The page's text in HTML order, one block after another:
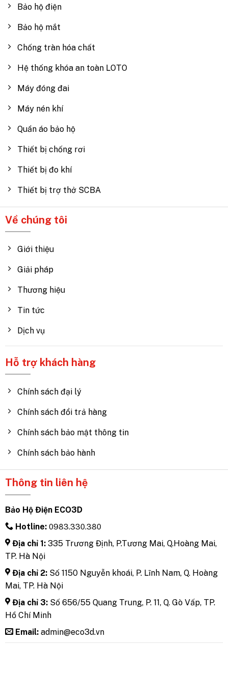
Bảo hộ điện
Bảo hộ mắt
Chống tràn hóa chất
Hệ thống khóa an toàn LOTO
Máy đóng đai
Máy nén khí
Quần áo bảo hộ
Thiết bị chống rơi
Thiết bị đo khí
Thiết bị trợ thở SCBA
Về chúng tôi
Giới thiệu
Giải pháp
Thương hiệu
Tin tức
Dịch vụ
Hỗ trợ khách hàng
Chính sách đại lý
Chính sách đổi trả hàng
Chính sách bảo mật thông tin
Chính sách bảo hành
Thông tin liên hệ
Bảo Hộ Điện ECO3D
Hotline: 0983.330.380
Địa chỉ 1: 335 Trương Định, P.Tương Mai, Q.Hoàng Mai,
TP. Hà Nội
Địa chỉ 2: Số 1150 Nguyễn khoái, P. Lĩnh Nam, Q. Hoàng
Mai, TP. Hà Nội
Địa chỉ 3: Số 656/55 Quang Trung, P. 11, Q. Gò Vấp, TP.
Hồ Chí Minh
Email: admin@eco3d.vn